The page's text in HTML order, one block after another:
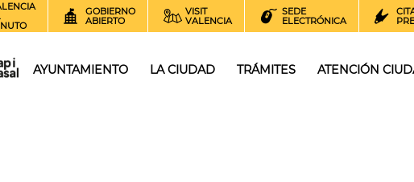
GOBIERNO
ABIERTO
VISIT
VALENCIA
SEDE
ELECTRÓNICA
AYUNTAMIENTO LA CIUDAD TRÁMITES ATENCIÓN